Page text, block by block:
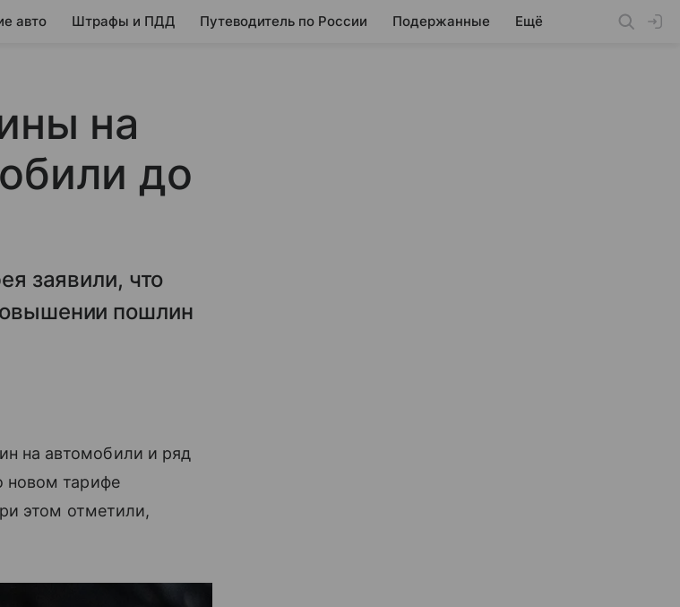
авто Штрафы и ПДД Путеводитель по России Подержанные Ещё
на
до
заявили, что
пошлин
на автомобили и ряд
новом тарифе
этом отметили,